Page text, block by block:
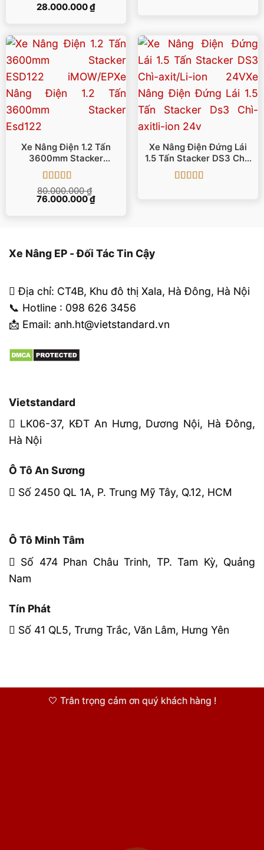
Được xếp
28.000.000₫
Xe Nâng Điện 1.2 Tấn
3600mm Stacker
ESD122 IMOW/EP
Được xếp
hạng55 sao
80.000.000₫
Giá
76.000.000₫Giá
Xe Nâng Điện Đứng Lái
1.5 Tấn Stacker DS3 Chì-
Axit/Li-Ion 24V
Xe Nâng EP - Đối Tác Tin Cậy
Địa chỉ: CT4B, Khu đô thị Xala, Hà Đông, Hà Nội
📞 Hotline : 098 626 3456
📩 Email: anh.ht@vietstandard.vn
Vietstandard
LK06-37, KĐT An Hưng, Dương Nội, Hà Đông,
Hà Nội
Ô Tô An Sương
Số 2450 QL 1A, P. Trung Mỹ Tây, Q.12, HCM
Ô Tô Minh Tâm
Số 474 Phan Châu Trinh, TP. Tam Kỳ, Quảng
Nam
Tín Phát
Số 41 QL5, Trưng Trắc, Văn Lâm, Hưng Yên
🤍 Trân trọng cảm ơn quý khách hàng !